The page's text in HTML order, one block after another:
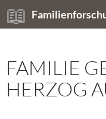
Zum
Inhalt
Suchen
FAMILIE
HERZOG